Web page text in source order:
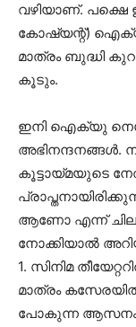
വഴിയാണ്.
കോഷ്യന്റ്‌) ഐക്യു
മാത്രം ബുദ്ധി
കൂടും.
ഇനി ഐക്യു
അഭിനന്ദനങ്ങൾ.
കൂട്ടായ്മയുടെ
ആണോ എന്ന് ചില
നോക്കിയാൽ
1. സിനിമ
മാത്രം
പോകുന്ന ആസനം